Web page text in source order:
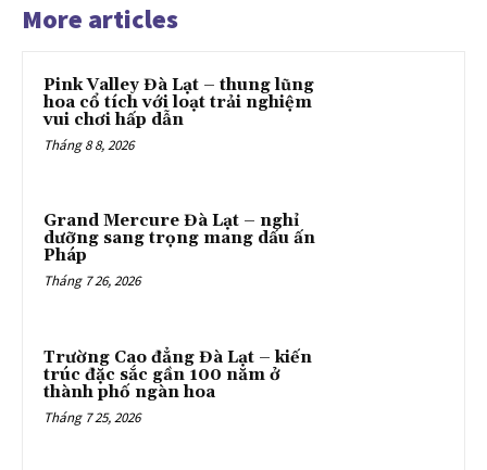
More articles
Pink Valley Đà Lạt – thung lũng
hoa cổ tích với loạt trải nghiệm
vui chơi hấp dẫn
Tháng 8 8, 2026
Grand Mercure Đà Lạt – nghỉ
dưỡng sang trọng mang dấu ấn
Pháp
Tháng 7 26, 2026
Trường Cao đẳng Đà Lạt – kiến
trúc đặc sắc gần 100 năm ở
thành phố ngàn hoa
Tháng 7 25, 2026